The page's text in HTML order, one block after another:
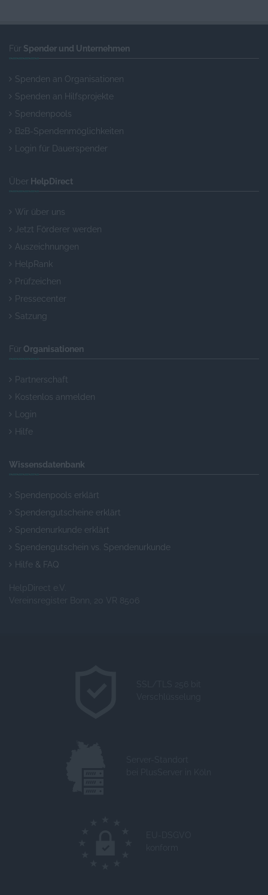
Für Spender und Unternehmen
Spenden an Organisationen
Spenden an Hilfsprojekte
Spendenpools
B2B-Spendenmöglichkeiten
Login für Dauerspender
Über HelpDirect
Wir über uns
Jetzt Förderer werden
Auszeichnungen
HelpRank
Prüfzeichen
Pressecenter
Satzung
Für Organisationen
Partnerschaft
Kostenlos anmelden
Login
Hilfe
Wissensdatenbank
Spendenpools erklärt
Spendengutscheine erklärt
Spendenurkunde erklärt
Spendengutschein vs. Spendenurkunde
Hilfe & FAQ
HelpDirect e.V.
Vereinsregister Bonn, 20 VR 8506